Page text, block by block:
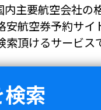
内主要航空会社の
航空券予約サイ
頂けるサービス
索